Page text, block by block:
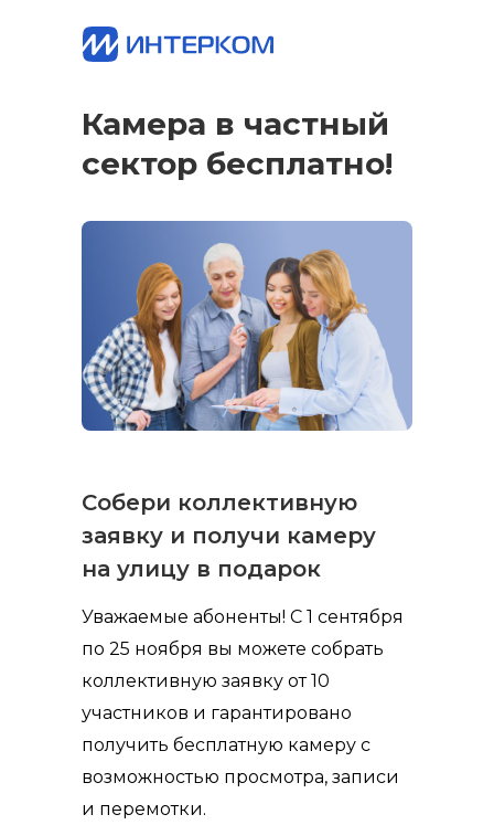
Камера в частный
сектор бесплатно!
Собери коллективную
заявку и получи камеру
на улицу в подарок
Уважаемые абоненты! С 1 сентября
по 25 ноября вы можете собрать
коллективную заявку от 10
участников и гарантировано
получить бесплатную камеру с
возможностью просмотра, записи
и перемотки.